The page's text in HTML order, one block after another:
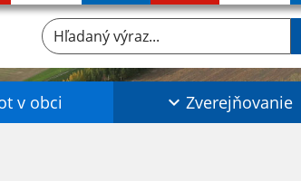
Hľadaný výraz...
v obci Zverejňovanie